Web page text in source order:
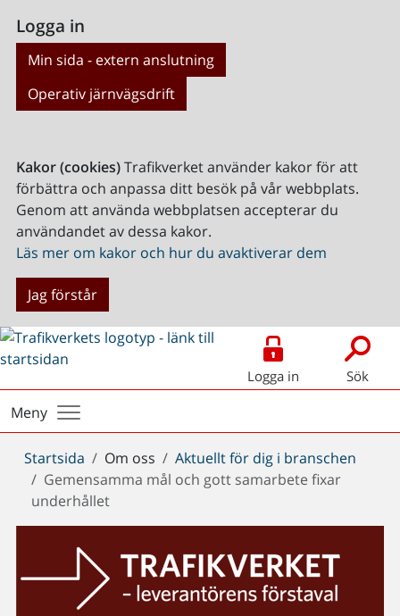
Logga in
Min sida - extern anslutning
Operativ järnvägsdrift
Kakor (cookies)Trafikverket använder kakor för att
förbättra och anpassa ditt besök på vår webbplats.
Genom att använda webbplatsen accepterar du
användandet av dessa kakor.
Läs mer om kakor och hur du avaktiverar dem
Jag förstår
Logga in Sök
Meny
Du
är
här:
Startsida Om oss
Aktuellt för dig i branschen
Gemensamma mål och gott samarbete fixar
underhållet